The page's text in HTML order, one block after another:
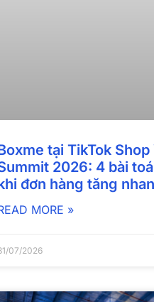
tại TikTok
2026: 4 bài
đơn hàng tăng
MORE »
07/2026